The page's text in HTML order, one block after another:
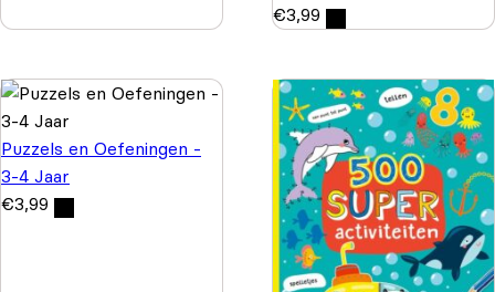
€3,99
Puzzels en Oefeningen -
3-4 Jaar
€3,99